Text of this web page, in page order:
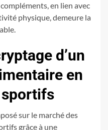
en lien avec
physique, demeure la
d’un
en
sportifs
sur le marché des
grâce à une